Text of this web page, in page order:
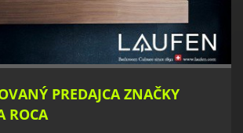
PREDAJCA ZNAČKY
ROCA